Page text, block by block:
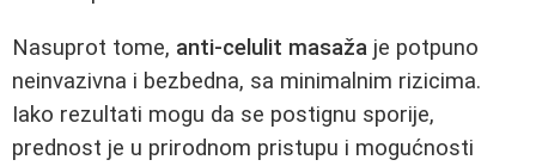
Nasuprot tome, anti-celulit masaža je potpuno
neinvazivna i bezbedna, sa minimalnim rizicima.
Iako rezultati mogu da se postignu sporije,
prednost je u prirodnom pristupu i mogućnosti